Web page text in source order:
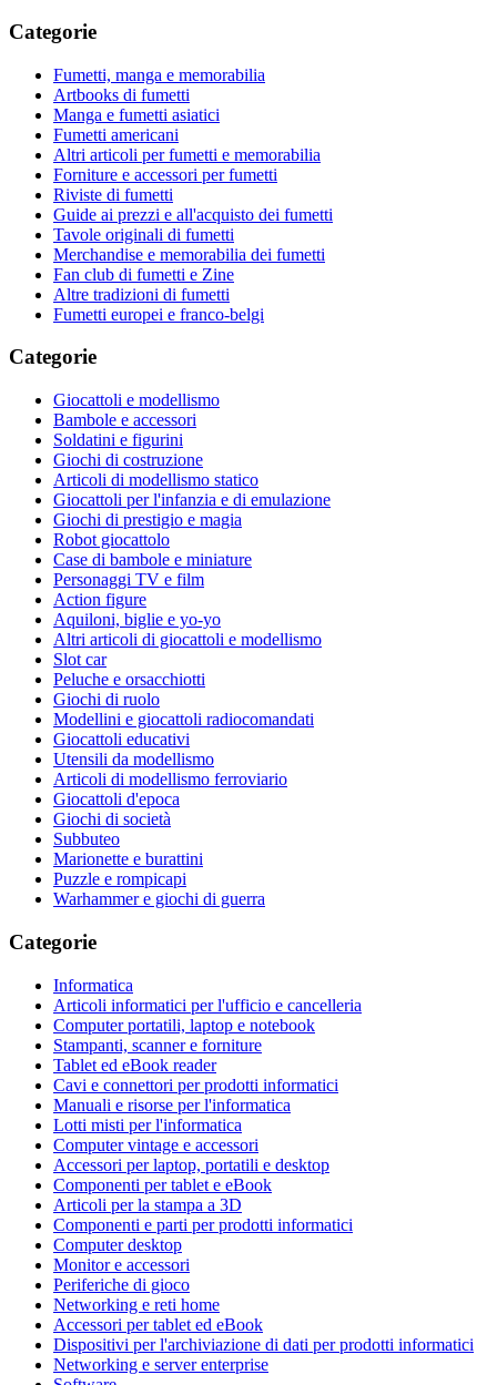
Categorie
Fumetti, manga e memorabilia
Artbooks di fumetti
Manga e fumetti asiatici
Fumetti americani
Altri articoli per fumetti e memorabilia
Forniture e accessori per fumetti
Riviste di fumetti
Guide ai prezzi e all'acquisto dei fumetti
Tavole originali di fumetti
Merchandise e memorabilia dei fumetti
Fan club di fumetti e Zine
Altre tradizioni di fumetti
Fumetti europei e franco-belgi
Categorie
Giocattoli e modellismo
Bambole e accessori
Soldatini e figurini
Giochi di costruzione
Articoli di modellismo statico
Giocattoli per l'infanzia e di emulazione
Giochi di prestigio e magia
Robot giocattolo
Case di bambole e miniature
Personaggi TV e film
Action figure
Aquiloni, biglie e yo-yo
Altri articoli di giocattoli e modellismo
Slot car
Peluche e orsacchiotti
Giochi di ruolo
Modellini e giocattoli radiocomandati
Giocattoli educativi
Utensili da modellismo
Articoli di modellismo ferroviario
Giocattoli d'epoca
Giochi di società
Subbuteo
Marionette e burattini
Puzzle e rompicapi
Warhammer e giochi di guerra
Categorie
Informatica
Articoli informatici per l'ufficio e cancelleria
Computer portatili, laptop e notebook
Stampanti, scanner e forniture
Tablet ed eBook reader
Cavi e connettori per prodotti informatici
Manuali e risorse per l'informatica
Lotti misti per l'informatica
Computer vintage e accessori
Accessori per laptop, portatili e desktop
Componenti per tablet e eBook
Articoli per la stampa a 3D
Componenti e parti per prodotti informatici
Computer desktop
Monitor e accessori
Periferiche di gioco
Networking e reti home
Accessori per tablet ed eBook
Dispositivi per l'archiviazione di dati per prodotti informatici
Networking e server enterprise